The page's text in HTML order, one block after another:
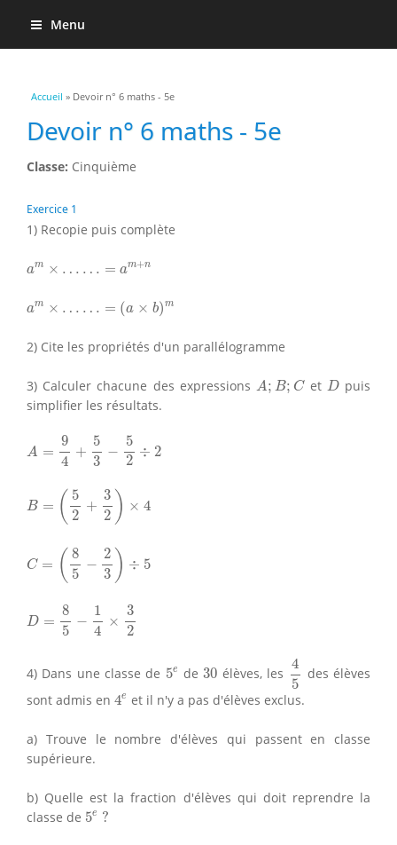
Menu
Vous êtes ici
Accueil » Devoir n° 6 maths - 5e
Devoir n° 6 maths - 5e
Classe: Cinquième
Exercice 1
1) Recopie puis complète
am × … … = am+n
m n
am × … … = (a × b)m
m )m
2) Cite les propriétés d'un parallélogramme
3) Calculer chacune des expressions A; B; C
A; B;C et D
Dpuis
simplifier les résultats.
A =
9
4
+
5
3
−
5
2
÷ 2
4+ −5 2
B = ( 5
2
+
3
2 ) × 4
2+3 ×4
C = ( 8
5
−
2
3 ) ÷ 5
5−2 ÷5
D =
8
5
−
1
4
×
3
2
5− ×
4) Dans une classe de 5e
5e de30
30 élèves, les
4
5
45
des élèves
sont admis en 4e
4e et il n'y a pas d'élèves exclus.
a) Trouve le nombre d'élèves qui passent en classe
supérieure.
b) Quelle est la fraction d'élèves qui doit reprendre la
classe de 5e ?
5e ?